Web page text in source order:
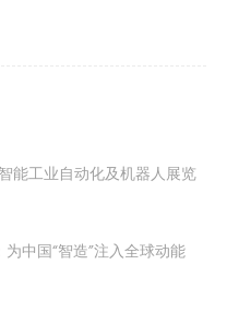
能工业自动化及机器人展览
中国“智造”注入全球动能